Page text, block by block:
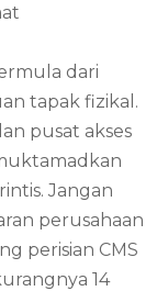
dari
tapak fizikal.
pusat akses
Jangan
perusahaan
perisian CMS
14